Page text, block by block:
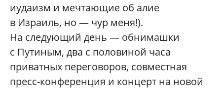
иудаизм и мечтающие об алие
в Израиль, но — чур меня!).
На следующий день — обнимашки
с Путиным, два с половиной часа
приватных переговоров, совместная
пресс-конференция и концерт на новой